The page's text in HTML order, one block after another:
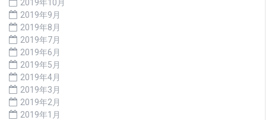
2019年10月
2019年9月
2019年8月
2019年7月
2019年6月
2019年5月
2019年4月
2019年3月
2019年2月
2019年1月